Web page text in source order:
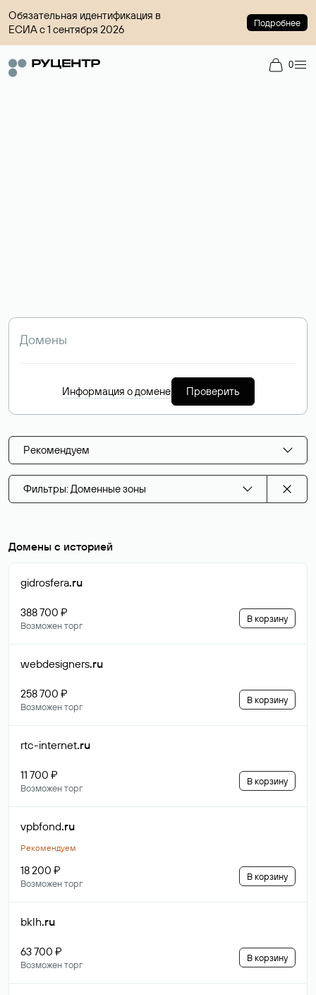
Обязательная идентификация в
ЕСИА с 1 сентября 2026
Подробнее
0
Информация о домене Проверить
Рекомендуем
Фильтры: Доменные зоны
Домены с историей
gidrosfera.ru
388 700 ₽
Возможен торг
В корзину
webdesigners.ru
258 700 ₽
Возможен торг
В корзину
rtc-internet.ru
11 700 ₽
Возможен торг
В корзину
vpbfond.ru
Рекомендуем
18 200 ₽
Возможен торг
В корзину
bklh.ru
63 700 ₽
Возможен торг
В корзину